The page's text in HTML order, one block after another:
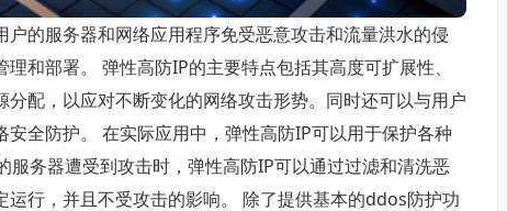
的服务器和网络应用程序免受恶意攻击和流量洪水的侵
和部署。 弹性高防IP的主要特点包括其高度可扩展性、
配，以应对不断变化的网络攻击形势。同时还可以与用户
全防护。 在实际应用中，弹性高防IP可以用于保护各种
务器遭受到攻击时，弹性高防IP可以通过过滤和清洗恶
行，并且不受攻击的影响。 除了提供基本的ddos防护功